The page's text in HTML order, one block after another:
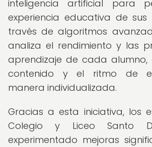
inteligencia artificial para
experiencia educativa de sus
través de algoritmos
analiza el rendimiento y las
aprendizaje de cada
contenido y el ritmo de
manera individualizada.
Gracias a esta iniciativa, los
Colegio y Liceo Santo
experimentado mejoras